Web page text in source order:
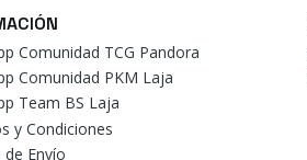
Comunidad TCG Pandora
Comunidad PKM Laja
Team BS Laja
y Condiciones
de Envío